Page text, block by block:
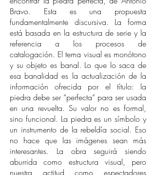
Bravo. Esta es una propuesta
fundamentalmente discursiva. La forma
está basada en la estructura de serie y la
referencia a los procesos de
catalogación. El tema visual es monótono
y su objeto es banal. Lo que lo saca de
esa banalidad es la actualización de la
información ofrecida por el título: la
piedra debe ser “perfecta” para ser usada
en una revuelta. Su valor no es formal,
sino funcional. La piedra es un símbolo y
un instrumento de la rebeldía social. Eso
no hace que las imágenes sean más
interesantes. La obra seguirá siendo
aburrida como estructura visual, pero
nuestra actitud como espectadores